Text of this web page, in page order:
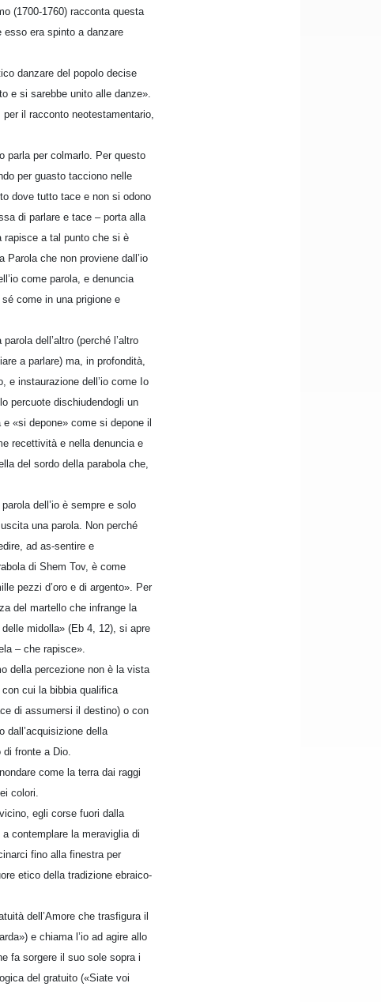
(1700-1760) racconta questa
era spinto a danzare
danzare del popolo decise
e si sarebbe unito alle danze».
il racconto neotestamentario,
parla per colmarlo. Per questo
per guasto tacciono nelle
dove tutto tace e non si odono
di parlare e tace – porta alla
rapisce a tal punto che si è
Parola che non proviene dall’io
come parola, e denuncia
come in una prigione e
dell’altro (perché l’altro
a parlare) ma, in profondità,
e instaurazione dell’io come Io
percuote dischiudendogli un
«si depone» come si depone il
recettività e nella denuncia e
del sordo della parabola che,
dell’io è sempre e solo
una parola. Non perché
ad as-sentire e
di Shem Tov, è come
pezzi d’oro e di argento». Per
del martello che infrange la
midolla» (Eb 4, 12), si apre
– che rapisce».
della percezione non è la vista
cui la bibbia qualifica
di assumersi il destino) o con
dall’acquisizione della
di fronte a Dio.
come la terra dai raggi
colori.
egli corse fuori dalla
contemplare la meraviglia di
fino alla finestra per
etico della tradizione ebraico-
dell’Amore che trasfigura il
e chiama l’io ad agire allo
fa sorgere il suo sole sopra i
del gratuito («Siate voi